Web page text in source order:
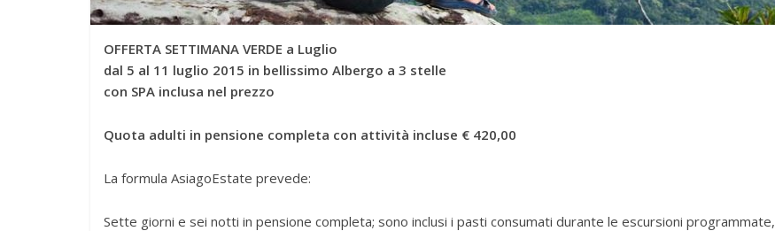
OFFERTA SETTIMANA VERDE a Luglio
dal 5 al 11 luglio 2015 in bellissimo Albergo a 3 stelle
con SPA inclusa nel prezzo
Quota adulti in pensione completa con attività incluse € 420,00
La formula AsiagoEstate prevede:
Sette giorni e sei notti in pensione completa; sono inclusi i pasti consumati durante le escursioni programmate,